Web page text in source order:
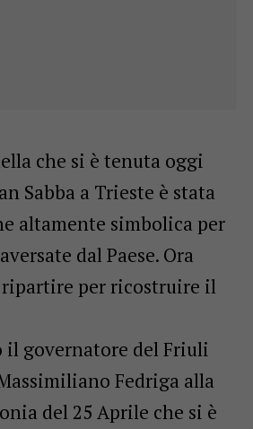
che si è tenuta oggi
Sabba a Trieste è stata
altamente simbolica per
dal Paese. Ora
per ricostruire il
il governatore del Friuli
Fedriga alla
del 25 Aprile che si è